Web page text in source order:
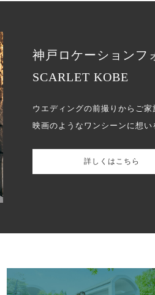
神戸ロケーションフ
SCARLET KOBE
ウエディングの前撮りからご
映画のようなワンシーンに想
詳しくはこちら